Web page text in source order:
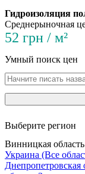
Гидроизоляция
Среднерыночная
52 грн / м²
Умный поиск цен
Выберите регион
Винницкая область
Украина (Все
Днепропетровская